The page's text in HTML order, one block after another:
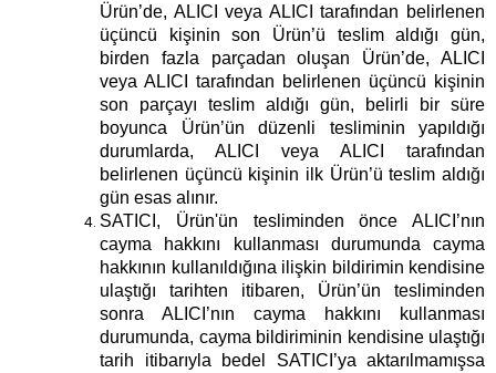
Ürün’de, ALICI veya ALICI tarafından belirlenen
üçüncü kişinin son Ürün’ü teslim aldığı gün,
birden fazla parçadan oluşan Ürün’de, ALICI
veya ALICI tarafından belirlenen üçüncü kişinin
son parçayı teslim aldığı gün, belirli bir süre
boyunca Ürün’ün düzenli tesliminin yapıldığı
durumlarda, ALICI veya ALICI tarafından
belirlenen üçüncü kişinin ilk Ürün’ü teslim aldığı
gün esas alınır.
SATICI, Ürün'ün tesliminden önce ALICI’nın
cayma hakkını kullanması durumunda cayma
hakkının kullanıldığına ilişkin bildirimin kendisine
ulaştığı tarihten itibaren, Ürün’ün tesliminden
sonra ALICI’nın cayma hakkını kullanması
durumunda, cayma bildiriminin kendisine ulaştığı
tarih itibarıyla bedel SATICI’ya aktarılmamışsa